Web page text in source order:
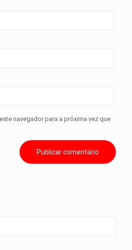
navegador para a próxima vez que